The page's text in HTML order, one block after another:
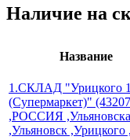
Наличие на
Название
1.СКЛАД "Урицкого
(Супермаркет)"
,РОССИЯ
,Ульяновск ,Урицкого